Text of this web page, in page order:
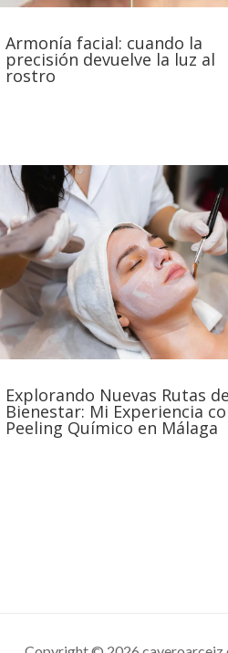
Armonía facial: cuando la
precisión devuelve la luz al
rostro
Explorando Nuevas Rutas de
Bienestar: Mi Experiencia
Peeling Químico en Málaga